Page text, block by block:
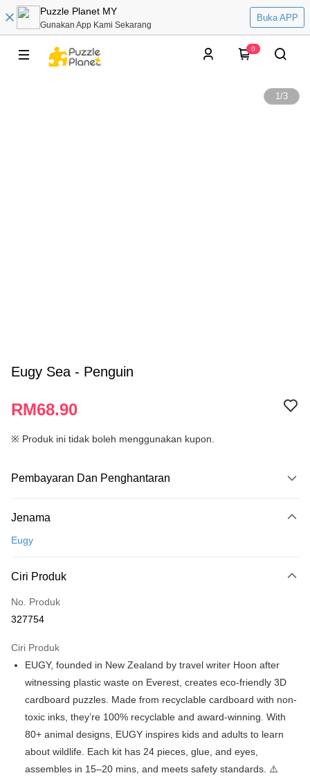
Puzzle Planet MY
Gunakan App Kami Sekarang
Buka APP
0
1/3
Eugy Sea - Penguin
RM68.90
※ Produk ini tidak boleh menggunakan kupon.
Pembayaran Dan Penghantaran
Kad Kredit
Perbankan atas talian
Hanya menyokong Maybank, CIMB Bank, Public Bank, RHB Bank, Hong
Boost
GrabPay
Rumah penghantaran
Kadar Penghantaran
Rumah penghantaran
Kedai pickup
Jenama
Eugy
Ciri Produk
No. Produk
327754
Ciri Produk
EUGY, founded in New Zealand by travel writer Hoon after
witnessing plastic waste on Everest, creates eco-friendly 3D
cardboard puzzles. Made from recyclable cardboard with non-
toxic inks, they’re 100% recyclable and award-winning. With
80+ animal designs, EUGY inspires kids and adults to learn
about wildlife. Each kit has 24 pieces, glue, and eyes,
assembles in 15–20 mins, and meets safety standards. ⚠️